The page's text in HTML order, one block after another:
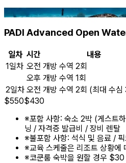
PADI Advanced Open Water
일차 시간
내용
1일차 오전 개방 수역 2회
오후 개방 수역 1회
2일차 오전 개방 수역 2회 (최대 수
$550$430
※포함 사항: 숙소 2박 (게스트
닝 / 자격증 발급비 / 장비 렌탈
※불포함 사항: 석식 및 음료 /
※교육 스케줄은 리조트 상황에
※코쿤룸 숙박을 원할 경우 $30